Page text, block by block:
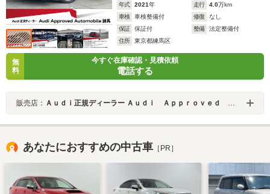
年式 2021年 走行 4.0万km
車検
車検整備付 修復
なし
保証
保証付 整備
法定整備付
住所
東京都練馬区
無
料
今すぐ在庫確認・見積依頼
電話する
販売店： Ａｕｄｉ正規ディーラー Ａｕｄｉ Ａｐｐｒｏｖｅｄ Ａｕｔｏｍｏｂｉｌｅ練馬
あなたにおすすめの中古車 ［PR］